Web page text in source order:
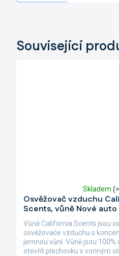
Související
Osvěžovač vzduchu
Scents, vůně Nové auto
hodnocení
produktu
je
z
5
Skladem
Vůně California Scents jsou
osvěžovače vzduchu s
jemnou vůní. Vůně jsou 100%
otevřít plechovku s vonným